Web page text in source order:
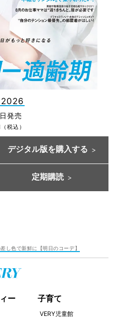
発売
税込）
デジタル版を購入する
定期購読
し色で新鮮に【明日のコーデ】
ー 子育て
VERY児童館